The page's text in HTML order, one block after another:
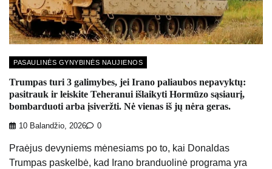
PASAULINĖS GYNYBINĖS NAUJIENOS
Trumpas turi 3 galimybes, jei Irano paliaubos nepavyktų:
pasitrauk ir leiskite Teheranui išlaikyti Hormūzo sąsiaurį,
bombarduoti arba įsiveržti. Nė vienas iš jų nėra geras.
10 Balandžio, 2026 0
Praėjus devyniems mėnesiams po to, kai Donaldas
Trumpas paskelbė, kad Irano branduolinė programa yra